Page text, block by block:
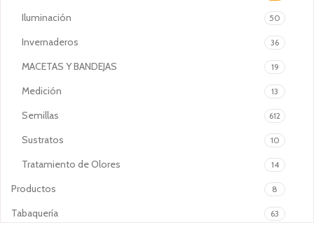
Iluminación 50
Invernaderos 36
MACETAS Y BANDEJAS 19
Medición 13
Semillas 612
Sustratos 10
Tratamiento de Olores 14
Productos 8
Tabaquería 63